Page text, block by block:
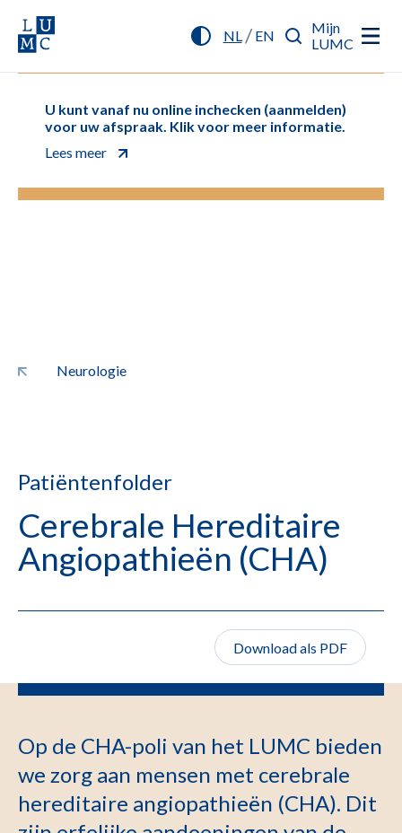
NL/ EN
Mijn
LUMC
U kunt vanaf nu online inchecken (aanmelden)
voor uw afspraak. Klik voor meer informatie.
Lees meer
Neurologie
Patiëntenfolder
Cerebrale Hereditaire
Angiopathieën (CHA)
Download als PDF
Op de CHA-poli van het LUMC bieden
we zorg aan mensen met cerebrale
hereditaire angiopathieën (CHA). Dit